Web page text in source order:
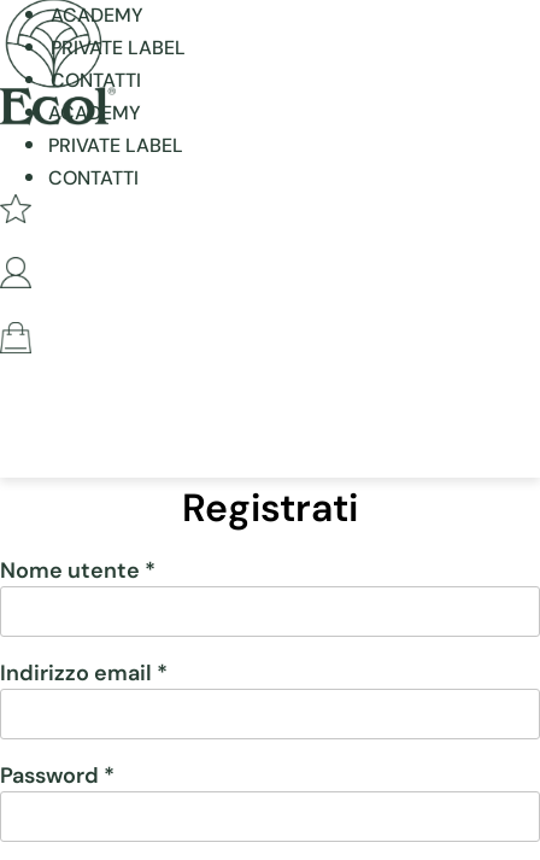
ACADEMY
PRIVATE LABEL
CONTATTI
ACADEMY
PRIVATE LABEL
CONTATTI
Registrati
Nome utente *
Indirizzo email *
Password *